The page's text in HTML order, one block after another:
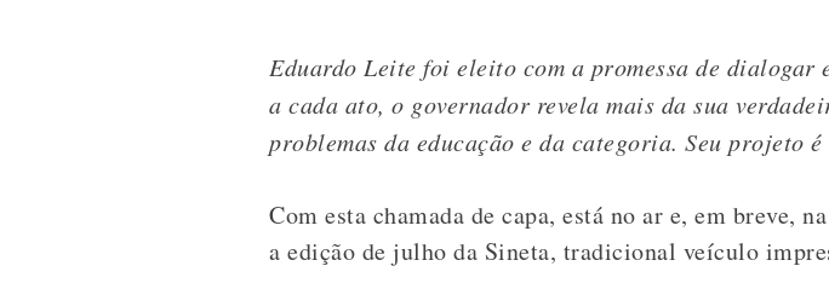
Eduardo Leite foi eleito com a promessa de
a cada ato, o governador revela mais da sua
problemas da educação e da categoria. Seu projeto
Com esta chamada de capa, está no ar e, em breve,
a edição de julho da Sineta, tradicional veículo